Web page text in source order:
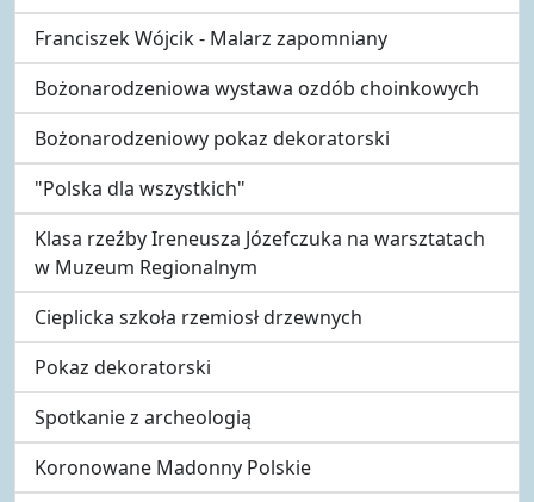
Franciszek Wójcik - Malarz zapomniany
Bożonarodzeniowa wystawa ozdób choinkowych
Bożonarodzeniowy pokaz dekoratorski
"Polska dla wszystkich"
Klasa rzeźby Ireneusza Józefczuka na warsztatach
w Muzeum Regionalnym
Cieplicka szkoła rzemiosł drzewnych
Pokaz dekoratorski
Spotkanie z archeologią
Koronowane Madonny Polskie